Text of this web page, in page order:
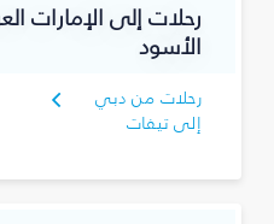
رحلات إلى الإمارات
الأسود
رحلات من دبي
إلى تيفات